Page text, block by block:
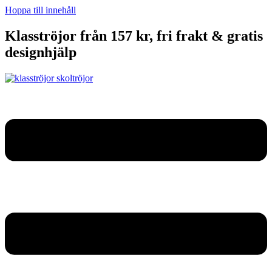
Hoppa till innehåll
Klasströjor från 157 kr, fri frakt & gratis
designhjälp